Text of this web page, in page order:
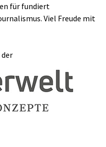
für fundiert
Viel Freude mit
der